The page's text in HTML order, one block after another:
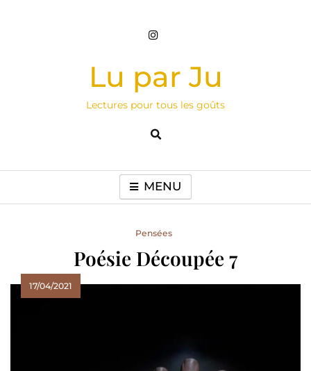
Lu par Ju
Lectures pour tous les goûts
MENU
Pensées
Poésie Découpée 7
17/04/2021